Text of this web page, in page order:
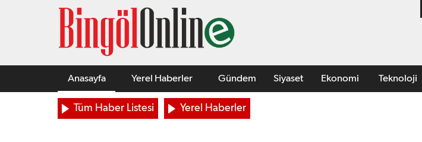
Anasayfa Yerel Haberler Gündem Siyaset Ekonomi Teknoloji
Tüm Haber Listesi Yerel Haberler